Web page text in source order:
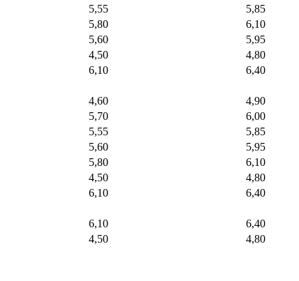
5,55
5,85
5,80
6,10
5,60
5,95
4,50
4,80
6,10
6,40
4,60
4,90
5,70
6,00
5,55
5,85
5,60
5,95
5,80
6,10
4,50
4,80
6,10
6,40
6,10
6,40
4,50 4,80